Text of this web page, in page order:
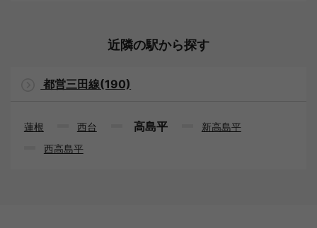
近隣の駅から探す
都営三田線(190)
蓮根 西台 高島平
新高島平
西高島平